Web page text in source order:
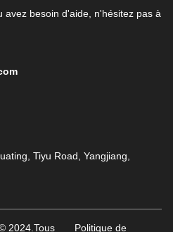
avez besoin d'aide, n'hésitez pas à
Tiyu Road, Yangjiang,
2024.Tous Politique de